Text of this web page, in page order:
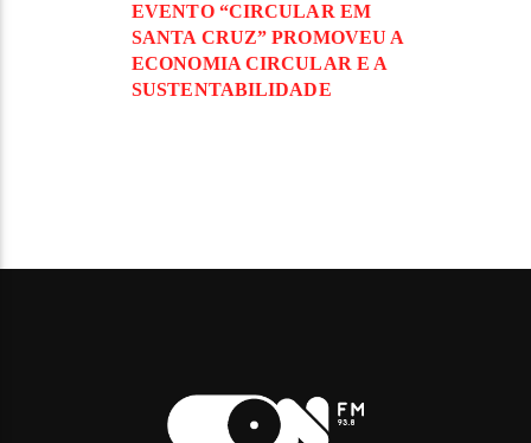
EVENTO “CIRCULAR EM
SANTA CRUZ” PROMOVEU A
ECONOMIA CIRCULAR E A
SUSTENTABILIDADE